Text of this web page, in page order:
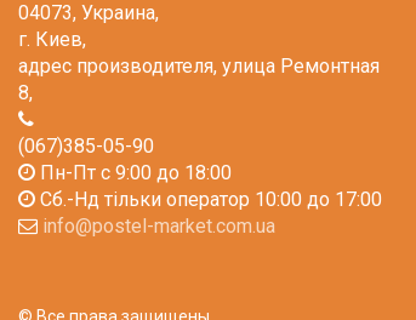
04073, Украина,
г. Киев,
адрес производителя, улица Ремонтная
8,
(067)385-05-90
Пн-Пт с 9:00 до 18:00
Сб.-Нд тільки оператор 10:00 до 17:00
info@postel-market.com.ua